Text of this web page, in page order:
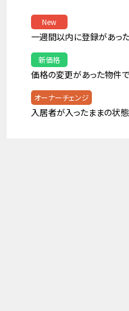
New
一週間以内に登録があった
新価格
価格の変更があった物件で
オーナーチェンジ
入居者が入ったままの状態